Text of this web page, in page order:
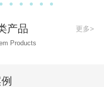
产品 更多>
Products